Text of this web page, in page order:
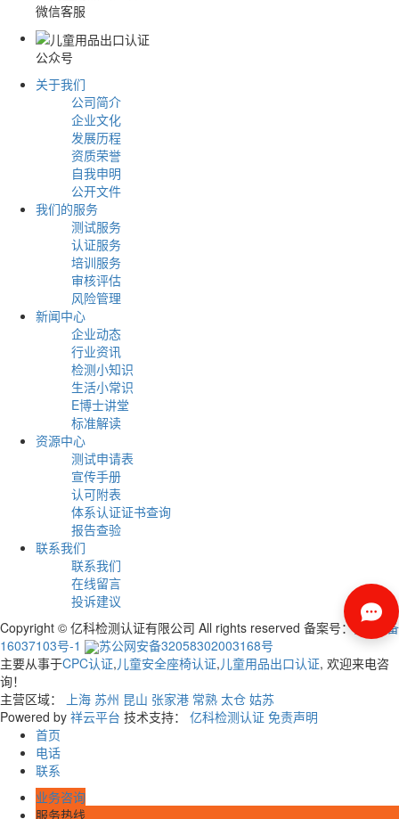
微信客服
公众号
关于我们
公司简介
企业文化
发展历程
资质荣誉
自我申明
公开文件
我们的服务
测试服务
认证服务
培训服务
审核评估
风险管理
新闻中心
企业动态
行业资讯
检测小知识
生活小常识
E博士讲堂
标准解读
资源中心
测试申请表
宣传手册
认可附表
体系认证证书查询
报告查验
联系我们
联系我们
在线留言
投诉建议
Copyright © 亿科检测认证有限公司 All rights reserved 备案号： 苏ICP备
16037103号-1
苏公网安备32058302003168号
主要从事于CPC认证,儿童安全座椅认证,儿童用品出口认证, 欢迎来电咨
询！
主营区域：
上海 苏州 昆山 张家港 常熟 太仓 姑苏
Powered by 祥云平台 技术支持： 亿科检测认证 免责声明
首页
电话
联系
业务咨询
服务热线